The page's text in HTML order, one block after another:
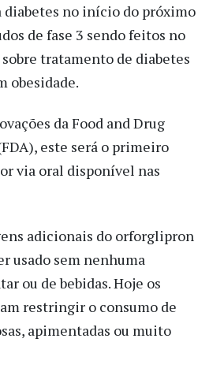
diabetes no início do próximo
de fase 3 sendo feitos no
tratamento de diabetes
obesidade.
da Food and Drug
este será o primeiro
via oral disponível nas
adicionais do orforglipron
usado sem nenhuma
ou de bebidas. Hoje os
restringir o consumo de
apimentadas ou muito